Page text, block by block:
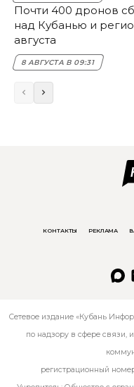
Почти 400 дронов
над Кубанью и
августа
8 АВГУСТА В 09:31
КОНТАКТЫ РЕКЛАМА
Сетевое издание «Кубань
по надзору в сфере связи,
регистрационный